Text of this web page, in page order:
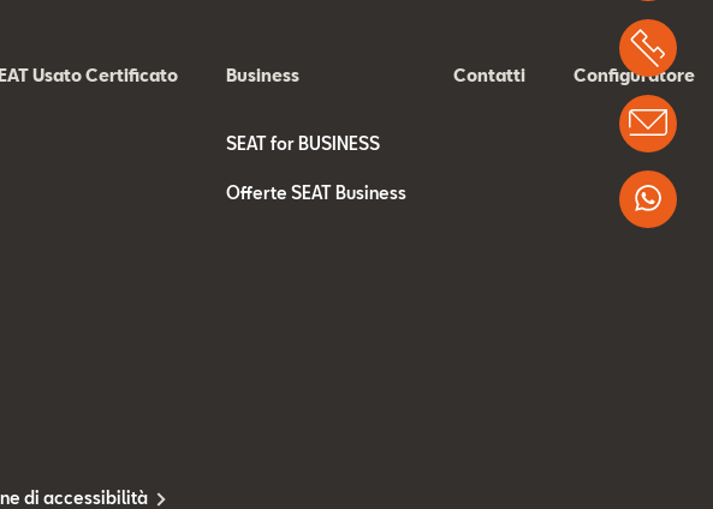
Usato Certificato Business
SEAT for BUSINESS
Offerte SEAT Business
Contatti Configuratore
di accessibilità